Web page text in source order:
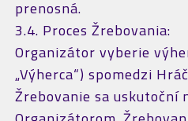
prenosná.
3.4. Proces Žrebovania:
Organizátor vyberie
„Výherca“) spomedzi
Žrebovanie sa uskutoční